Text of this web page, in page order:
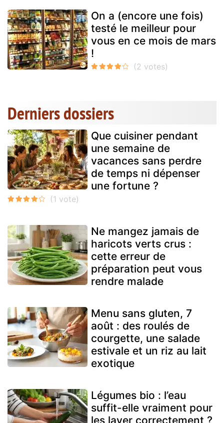
On a (encore une fois)
testé le meilleur pour
vous en ce mois de mars
!
Derniers dossiers
Que cuisiner pendant
une semaine de
vacances sans perdre
de temps ni dépenser
une fortune ?
Ne mangez jamais de
haricots verts crus :
cette erreur de
préparation peut vous
rendre malade
Menu sans gluten, 7
août : des roulés de
courgette, une salade
estivale et un riz au lait
exotique
Légumes bio : l’eau
suffit-elle vraiment pour
les laver correctement ?